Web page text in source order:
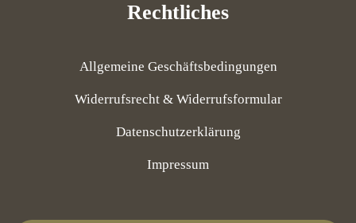
Rechtliches
Allgemeine Geschäftsbedingungen
Widerrufsrecht & Widerrufsformular
Datenschutzerklärung
Impressum